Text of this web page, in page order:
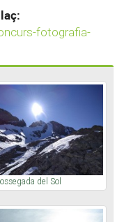
fotografia-
del Sol